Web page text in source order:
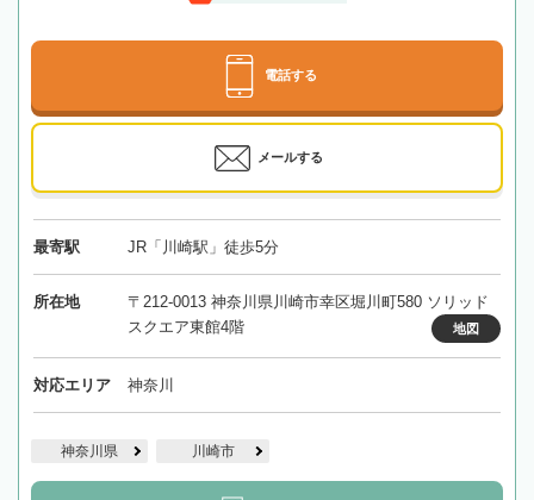
電話する
メールする
最寄駅 JR「川崎駅」徒歩5分
所在地
〒212-0013 神奈川県川崎市幸区堀川町580 ソリッド
スクエア東館4階
地図
対応エリア 神奈川
神奈川県 川崎市